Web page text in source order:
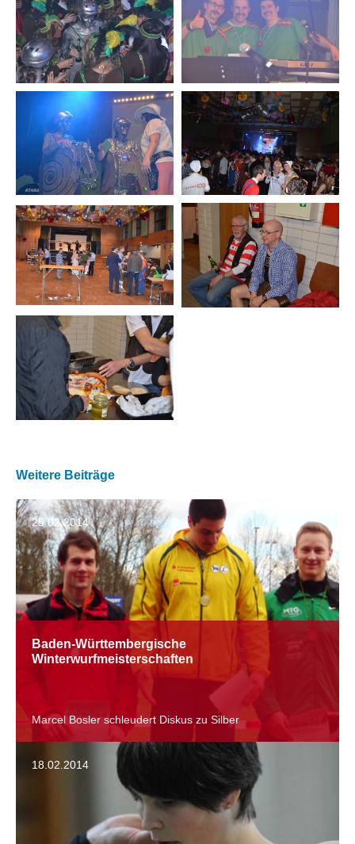
Weitere Beiträge
25.02.2014
Baden-Württembergische
Winterwurfmeisterschaften
Marcel Bosler schleudert Diskus zu Silber
18.02.2014